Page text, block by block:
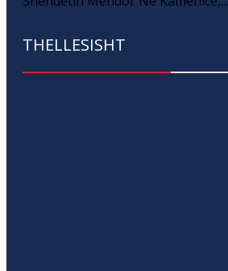
THELLESISHT